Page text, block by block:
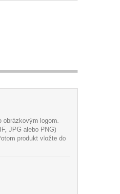
obrázkovým logom.
JPG alebo PNG)
produkt vložte do